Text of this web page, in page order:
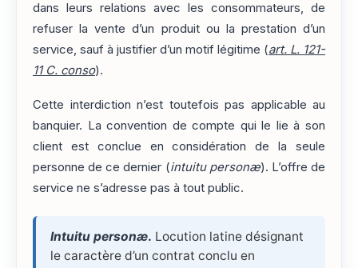
dans leurs relations avec les consommateurs, de
refuser la vente d’un produit ou la prestation d’un
service, sauf à justifier d’un motif légitime (art. L. 121-
11 C. conso).
Cette interdiction n’est toutefois pas applicable au
banquier. La convention de compte qui le lie à son
client est conclue en considération de la seule
personne de ce dernier (intuitu personæ). L’offre de
service ne s’adresse pas à tout public.
Intuitu personæ. Locution latine désignant
le caractère d’un contrat conclu en